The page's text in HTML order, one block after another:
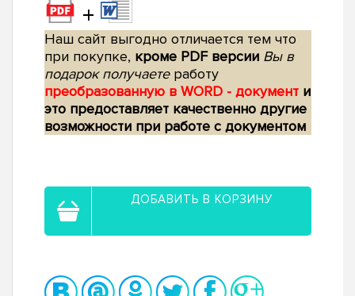
+
Наш сайт выгодно отличается тем что
при покупке, кроме PDF версии Вы в
подарок получаетеработу
преобразованную в WORD - документ и
это предоставляет качественно другие
возможности при работе с документом
ДОБАВИТЬ В КОРЗИНУ